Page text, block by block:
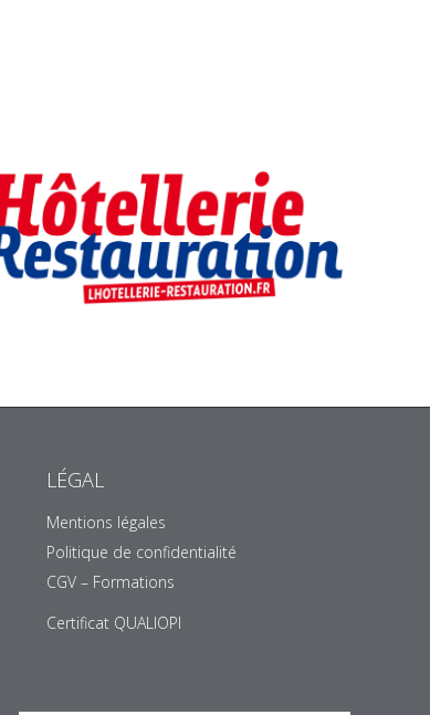
LÉGAL
Mentions légales
Politique de confidentialité
CGV – Formations
Certificat QUALIOPI